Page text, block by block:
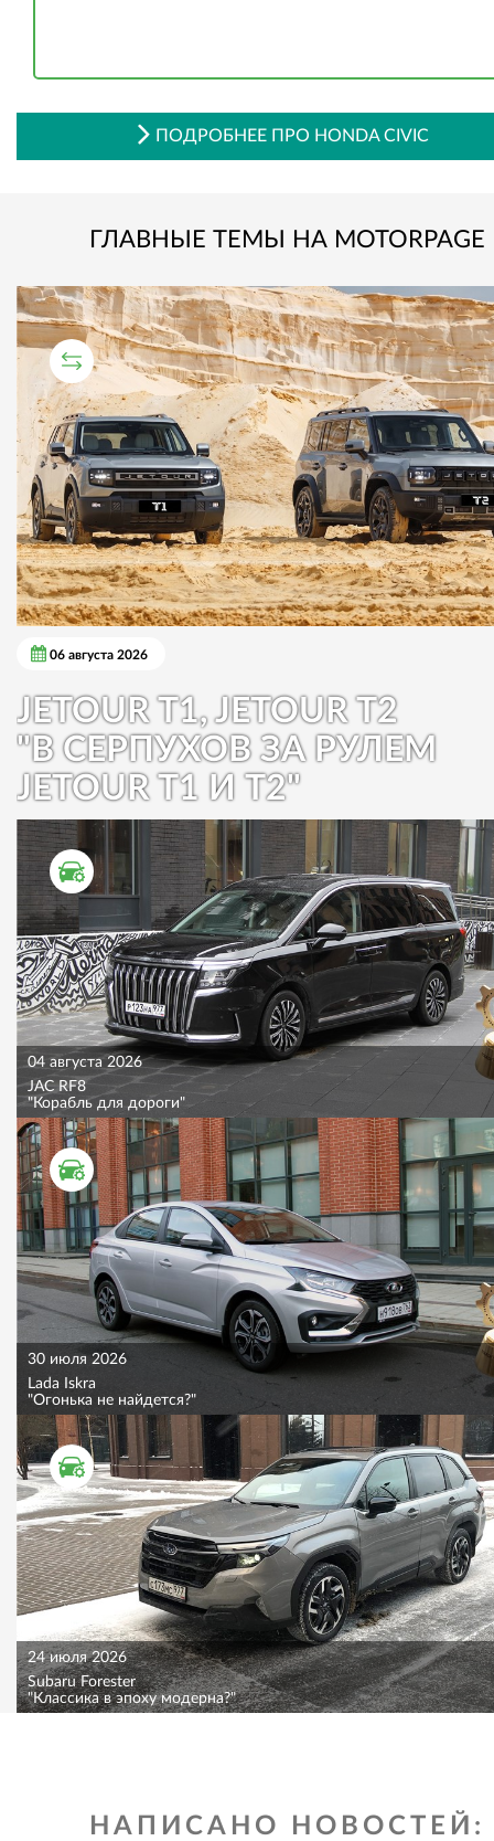
ПОДРОБНЕЕ ПРО HONDA CIVIC
ГЛАВНЫЕ ТЕМЫ НА MOTORPAGE
СРАВНИТЕЛЬНЫЙ ТЕСТ
06 августа 2026
JETOUR T1, JETOUR T2
"В СЕРПУХОВ ЗА РУЛЕМ
JETOUR T1 И T2"
ТЕСТ ДРАЙВ
04 августа 2026
JAC RF8
"Корабль для дороги"
ТЕСТ ДРАЙВ
30 июля 2026
Lada Iskra
"Огонька не найдется?"
ТЕСТ ДРАЙВ
24 июля 2026
Subaru Forester
"Классика в эпоху модерна?"
НАПИСАНО НОВОСТЕЙ: